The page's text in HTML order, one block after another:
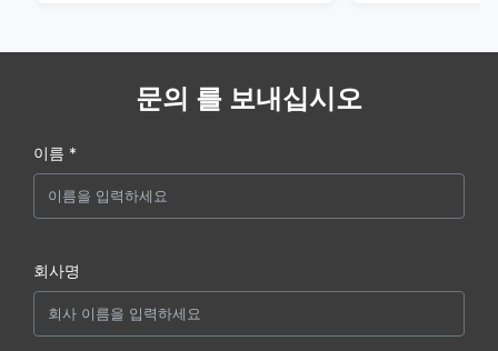
문의 를 보내십시오
이름 *
회사명